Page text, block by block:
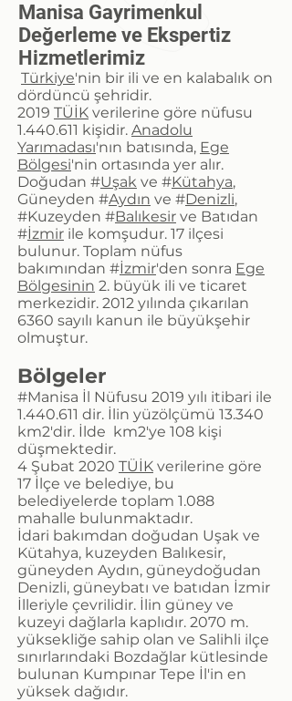
Manisa Gayrimenkul
Değerleme ve Ekspertiz
Hizmetlerimiz
Türkiye'nin bir ili ve en kalabalık on
dördüncü şehridir.
2019 TÜİK verilerine göre nüfusu
1.440.611 kişidir. Anadolu
Yarımadası'nın batısında, Ege
Bölgesi'nin ortasında yer alır.
Doğudan #Uşak ve #Kütahya,
Güneyden #Aydın ve #Denizli,
#Kuzeyden #Balıkesir ve Batıdan
#İzmir ile komşudur. 17 ilçesi
bulunur. Toplam nüfus
bakımından #İzmir'den sonra Ege
Bölgesinin 2. büyük ili ve ticaret
merkezidir. 2012 yılında çıkarılan
6360 sayılı kanun ile büyükşehir
olmuştur.
Bölgeler
#Manisa İl Nüfusu 2019 yılı itibari ile
1.440.611 dir. İlin yüzölçümü 13.340
km2'dir. İlde km2'ye 108 kişi
düşmektedir.
4 Şubat 2020 TÜİK verilerine göre
17 İlçe ve belediye, bu
belediyelerde toplam 1.088
mahalle bulunmaktadır.
İdari bakımdan doğudan Uşak ve
Kütahya, kuzeyden Balıkesir,
güneyden Aydın, güneydoğudan
Denizli, güneybatı ve batıdan İzmir
İlleriyle çevrilidir. İlin güney ve
kuzeyi dağlarla kaplıdır. 2070 m.
yüksekliğe sahip olan ve Salihli ilçe
sınırlarındaki Bozdağlar kütlesinde
bulunan Kumpınar Tepe İl'in en
yüksek dağıdır.